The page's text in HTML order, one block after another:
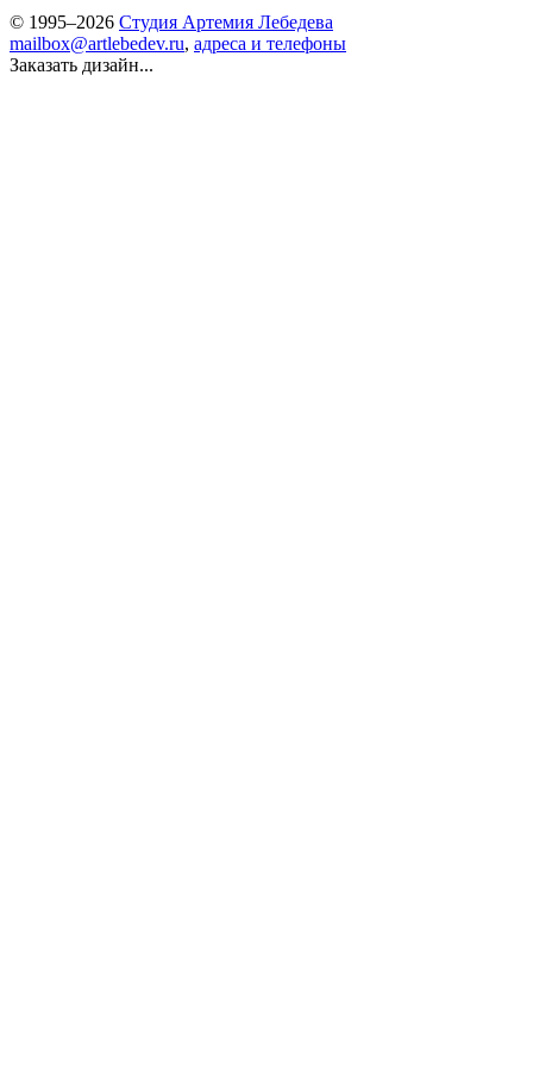
© 1995–2026 Студия Артемия Лебедева
mailbox@artlebedev.ru, адреса и телефоны
Заказать дизайн...